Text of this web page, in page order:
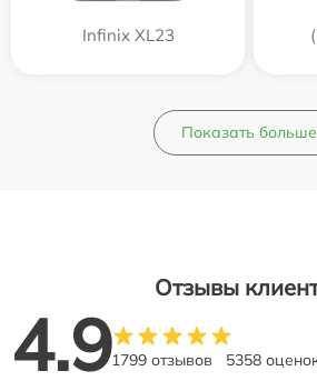
Infinix XL23
Показать больше
Отзывы
4.91799 отзывов 5358